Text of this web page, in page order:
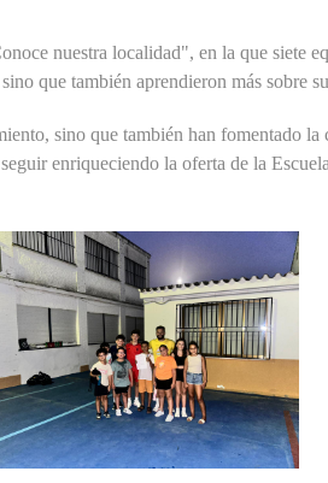
nuestra localidad", en la que siete
que también aprendieron más sobre
sino que también han fomentado
enriqueciendo la oferta de la